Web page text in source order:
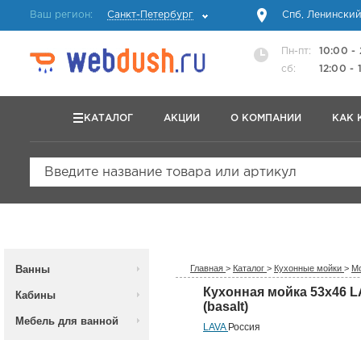
Ваш регион: Санкт-Петербург Спб,
Пн-пт:
10:00 -
сб:
12:00 -
КАТАЛОГ АКЦИИ О КОМПАНИИ КАК
Введите название товара или артикул
Ванны
Кабины
Мебель для ванной
Главная > Каталог > Кухонные мойки >
Кухонная мойка 53x46
(basalt)
LAVA Россия